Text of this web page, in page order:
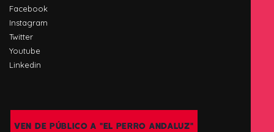
Facebook
Instagram
Twitter
Youtube
Linkedin
VEN DE PÚBLICO A "EL PERRO ANDALUZ"